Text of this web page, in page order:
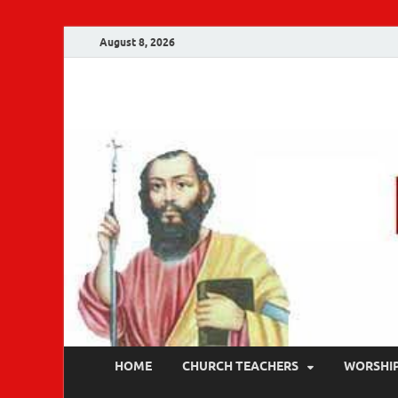
August 8, 2026
HOME CHURCH TEACHERS